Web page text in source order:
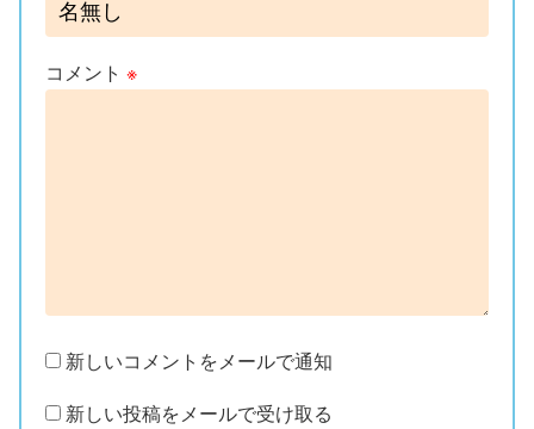
コメント ※
新しいコメントをメールで通知
新しい投稿をメールで受け取る